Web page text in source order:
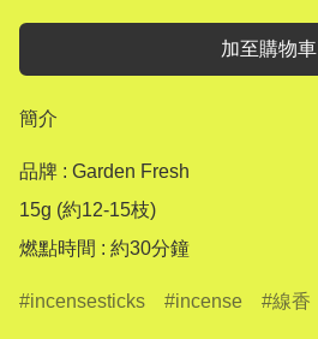
加至購物車
簡介
品牌 : Garden Fresh
15g (約12-15枝)
燃點時間 : 約30分鐘
incensesticks incense 線香